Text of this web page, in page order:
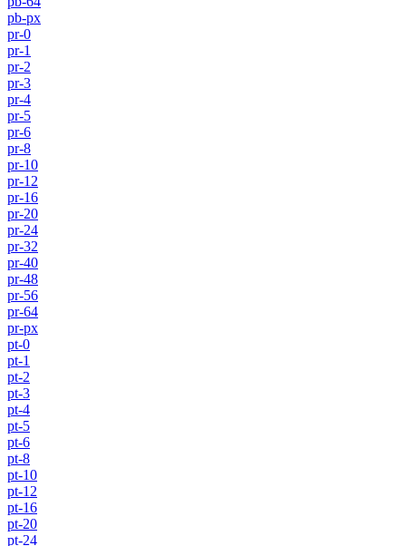
pb-px
pr-0
pr-1
pr-2
pr-3
pr-4
pr-5
pr-6
pr-8
pr-10
pr-12
pr-16
pr-20
pr-24
pr-32
pr-40
pr-48
pr-56
pr-64
pr-px
pt-0
pt-1
pt-2
pt-3
pt-4
pt-5
pt-6
pt-8
pt-10
pt-12
pt-16
pt-20
pt-24